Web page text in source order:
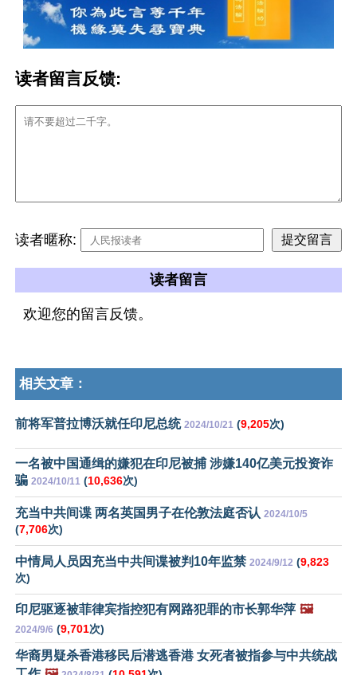
读者留言反馈:
读者暱称:
读者留言
欢迎您的留言反馈。
相关文章：
前将军普拉博沃就任印尼总统 2024/10/21 (9,205次)
一名被中国通缉的嫌犯在印尼被捕 涉嫌140亿美元投资诈
骗 2024/10/11 (10,636次)
充当中共间谍 两名英国男子在伦敦法庭否认 2024/10/5
(7,706次)
中情局人员因充当中共间谍被判10年监禁 2024/9/12 (9,823
次)
印尼驱逐被菲律宾指控犯有网路犯罪的市长郭华萍 🖼️
2024/9/6 (9,701次)
华裔男疑杀香港移民后潜逃香港 女死者被指参与中共统战